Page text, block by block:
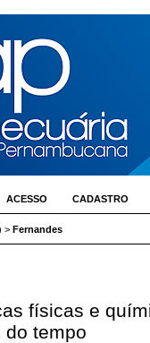
ACESSO CADASTRO
> Fernandes
físicas e
do tempo